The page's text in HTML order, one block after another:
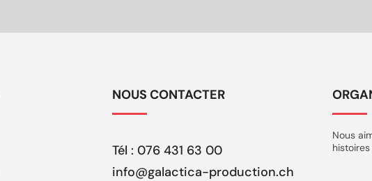
NOUS CONTACTER
Tél : 076 431 63 00
info@galactica-production.ch
Nous